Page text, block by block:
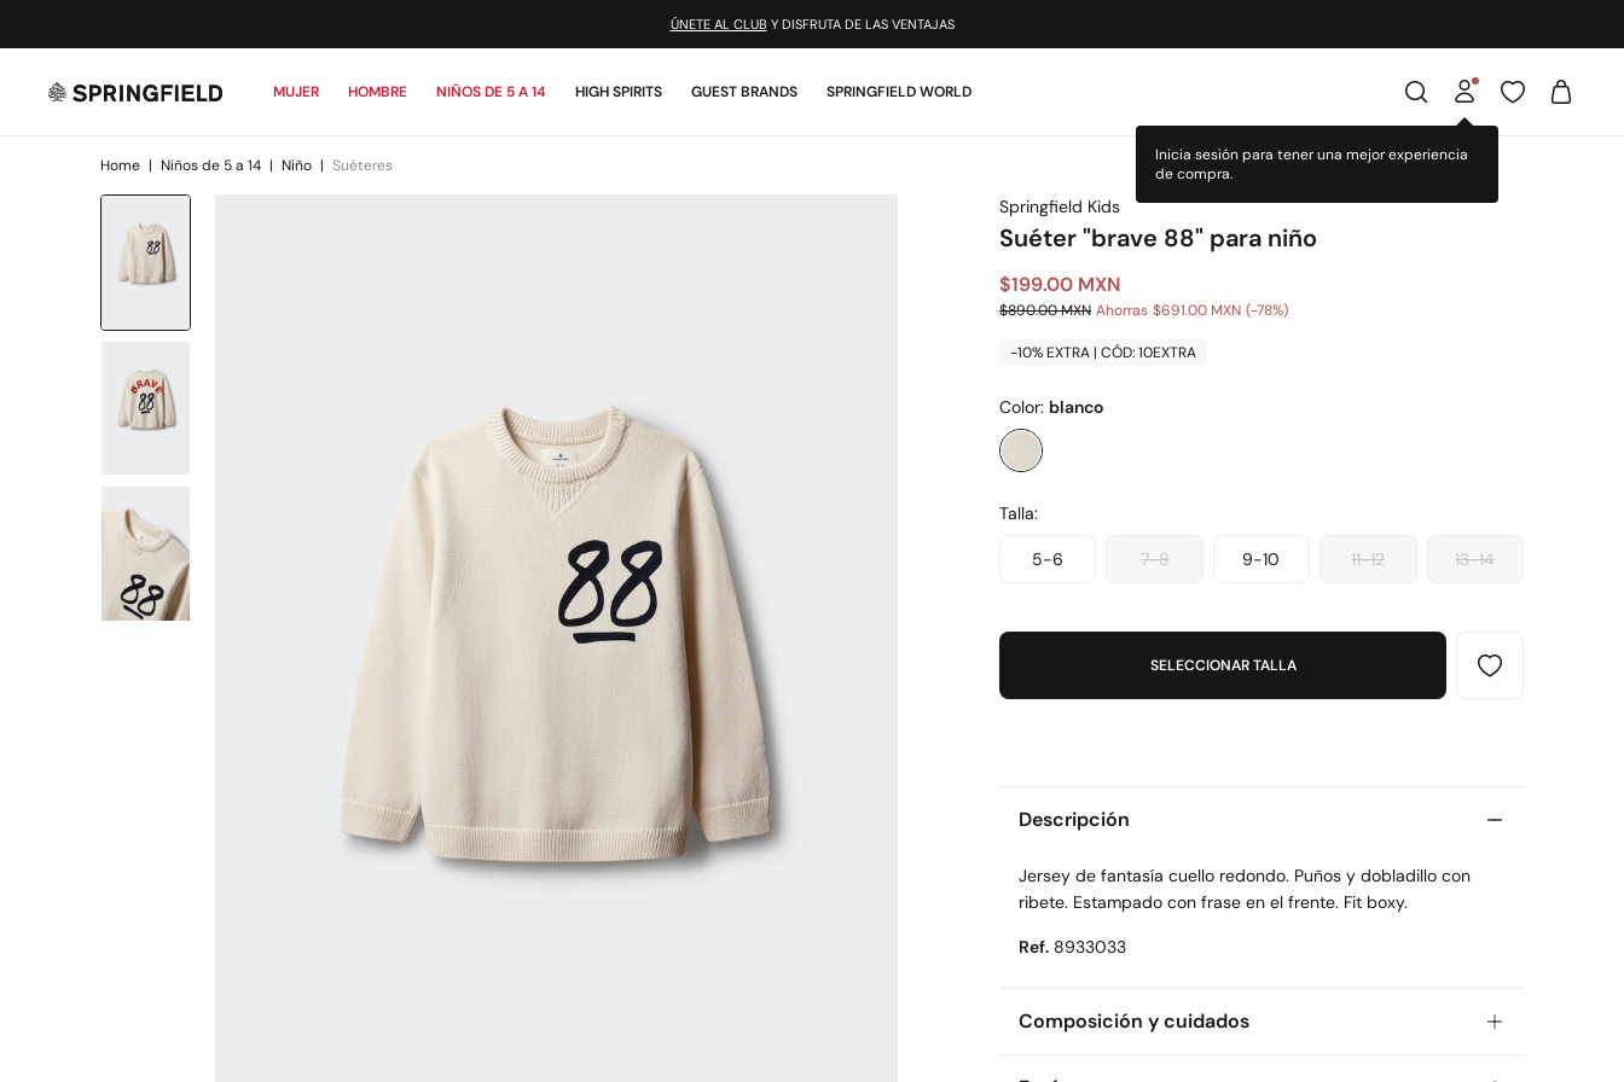
¡DESCARGA LA APP!
MUJER HOMBRE NIÑOS DE 5 A 14 HIGH SPIRITS GUEST BRANDS SPRINGFIELD WORLD
Inicia sesión para tener una mejor experiencia
de compra.
Home | Niños de 5 a 14 | Niño | Suéteres
Springfield Kids
Suéter "brave 88" para niño
$199.00 MXN
$890.00 MXN Ahorras $691.00 MXN 78
-10% EXTRA | CÓD: 10EXTRA
Color: blanco
Talla:
5-6 7-8 9-10 11-12 13-14
SELECCIONAR TALLA
Descripción
Jersey de fantasía cuello redondo. Puños y dobladillo con
ribete. Estampado con frase en el frente. Fit boxy.
Ref. 8933033
Composición y cuidados
Composición